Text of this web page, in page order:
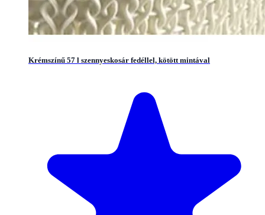
Krémszínű 57 l szennyeskosár fedéllel, kötött mintával